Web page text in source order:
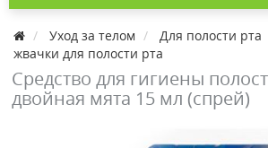
Уход за телом Для полости рта
жвачки для полости рта
Cредство для гигиены
двойная мята 15 мл (спрей)